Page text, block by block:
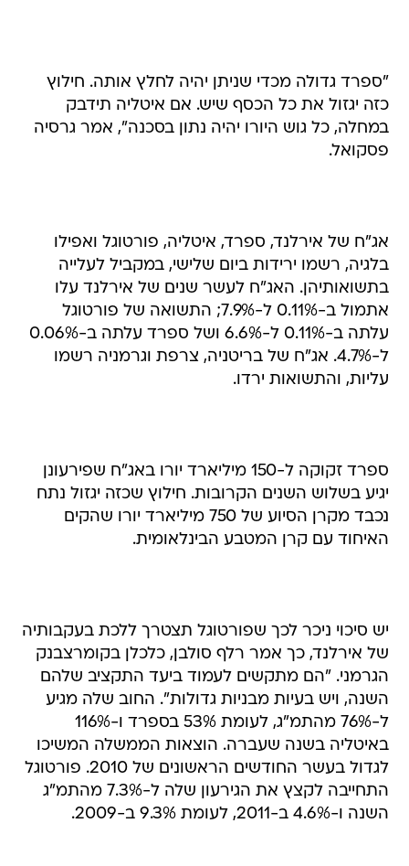
"ספרד גדולה מכדי שניתן יהיה לחלץ אותה. חילוץ
כזה יגזול את כל הכסף שיש. אם איטליה תידבק
במחלה, כל גוש היורו יהיה נתון בסכנה", אמר גרסיה
פסקואל.
אג"ח של אירלנד, ספרד, איטליה, פורטוגל ואפילו
בלגיה, רשמו ירידות ביום שלישי, במקביל לעלייה
בתשואותיהן. האג"ח לעשר שנים של אירלנד עלו
אתמול ב-0.11% ל-7.9%; התשואה של פורטוגל
עלתה ב-0.11% ל-6.6% ושל ספרד עלתה ב-0.06%
ל-4.7%. אג"ח של בריטניה, צרפת וגרמניה רשמו
עליות, והתשואות ירדו.
ספרד זקוקה ל-150 מיליארד יורו באג"ח שפירעונן
יגיע בשלוש השנים הקרובות. חילוץ שכזה יגזול נתח
נכבד מקרן הסיוע של 750 מיליארד יורו שהקים
האיחוד עם קרן המטבע הבינלאומית.
יש סיכוי ניכר לכך שפורטוגל תצטרך ללכת בעקבותיה
של אירלנד, כך אמר רלף סולבן, כלכלן בקומרצבנק
הגרמני. "הם מתקשים לעמוד ביעד התקציב שלהם
השנה, ויש בעיות מבניות גדולות". החוב שלה מגיע
ל-76% מהתמ"ג, לעומת 53% בספרד ו-116%
באיטליה בשנה שעברה. הוצאות הממשלה המשיכו
לגדול בעשר החודשים הראשונים של 2010. פורטוגל
התחייבה לקצץ את הגירעון שלה ל-7.3% מהתמ"ג
השנה ו-4.6% ב-2011, לעומת 9.3% ב-2009.